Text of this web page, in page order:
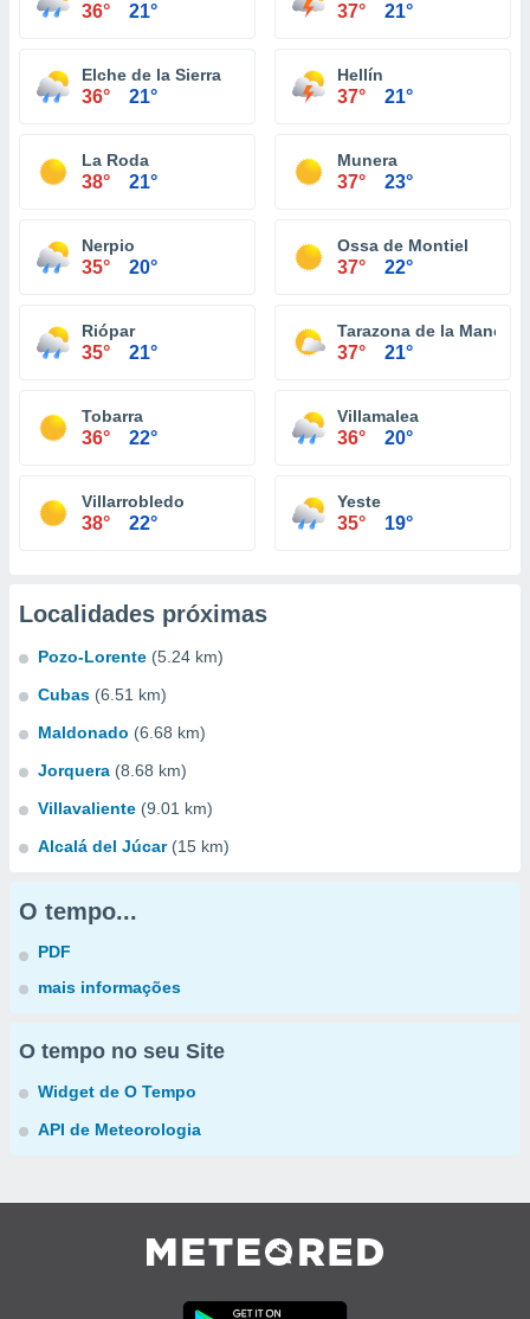
36° 21° 37° 21°
Elche de la Sierra
36° 21°
Hellín
37° 21°
La Roda
38° 21°
Munera
37° 23°
Nerpio
35° 20°
Ossa de Montiel
37° 22°
Riópar
35° 21°
Tarazona de la Mancha
37° 21°
Tobarra
36° 22°
Villamalea
36° 20°
Villarrobledo
38° 22°
Yeste
35° 19°
Localidades próximas
Pozo-Lorente (5.24 km)
Cubas (6.51 km)
Maldonado (6.68 km)
Jorquera (8.68 km)
Villavaliente (9.01 km)
Alcalá del Júcar (15 km)
O tempo...
PDF
mais informações
O tempo no seu Site
Widget de O Tempo
API de Meteorologia